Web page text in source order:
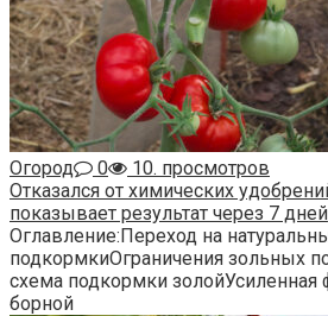
Огород 0
10. просмотров
Отказался от химических
показывает результат через 7 дней
Оглавление:Переход на
подкормкиОграничения зольных
схема подкормки золойУсиленная
борной